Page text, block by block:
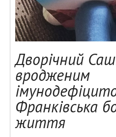
Дворічний
вродженим
Франківська
життя